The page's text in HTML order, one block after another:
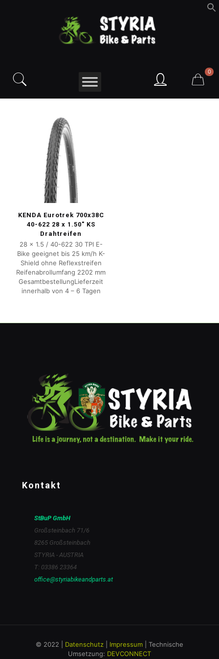
0
KENDA Eurotrek 700x38C
40-622 28 x 1.50″ KS
Drahtreifen
28 x 1.5 / 40-622 30 TPI E-
Bike geeignet bis 25 km/h K-
Shield ohne Reflexstreifen
Reifenabrollumfang 2202 mm
GesamtbestellungLieferzeit
innerhalb von 4 – 6 Tagen
Kontakt
StBuP GmbH
Großsteinbach 71/6
8265 Großsteinbach
STYRIA - AUSTRIA
T: 03386 23364
office@styriabikeandparts.at
© 2022 | Datenschutz Impressum | Technische
Umsetzung: DEVCONNECT